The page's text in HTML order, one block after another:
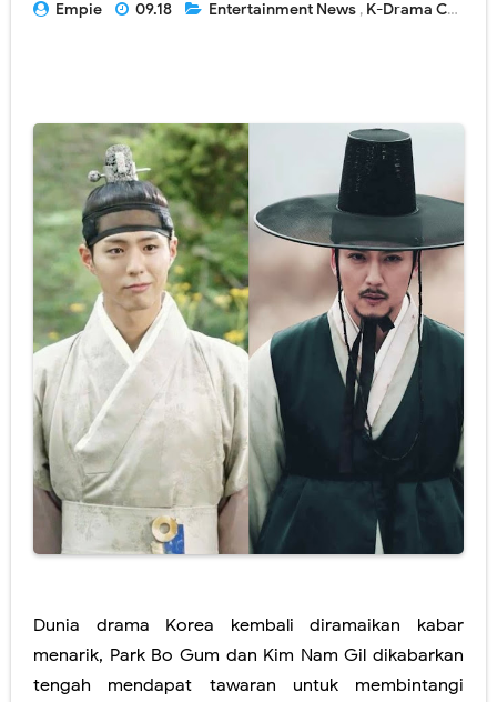
Empie 09.18 Entertainment News , K-Drama Casting
Dunia drama Korea kembali diramaikan kabar
menarik, Park Bo Gum dan Kim Nam Gil dikabarkan
tengah mendapat tawaran untuk membintangi